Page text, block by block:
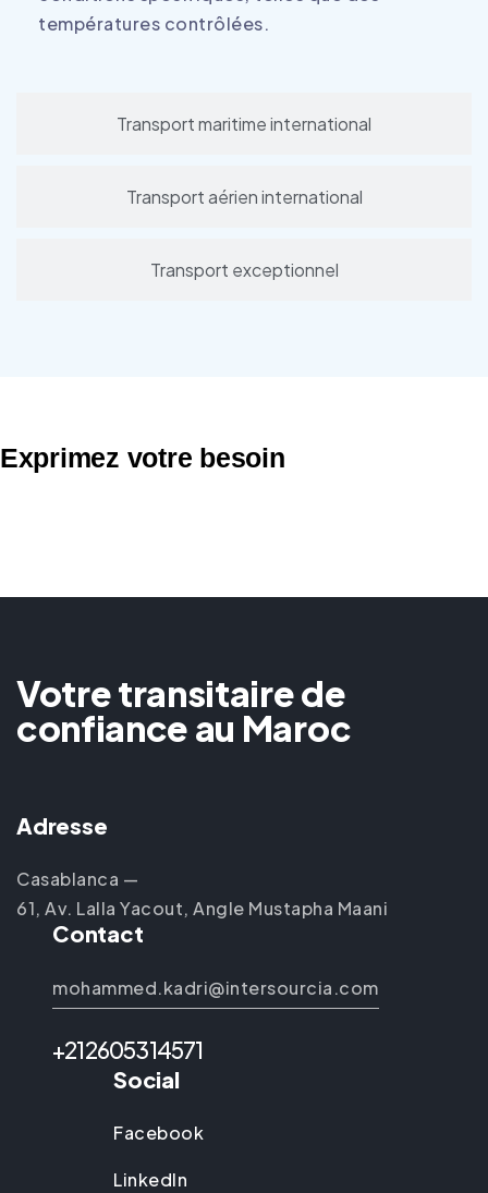
Transport maritime international
Transport aérien international
Transport exceptionnel
températures contrôlées.
Exprimez votre besoin
Votre transitaire de
confiance au Maroc
Adresse
Casablanca —
61, Av. Lalla Yacout, Angle Mustapha Maani
Contact
mohammed.kadri@intersourcia.com
+212605314571
Social
Facebook
LinkedIn